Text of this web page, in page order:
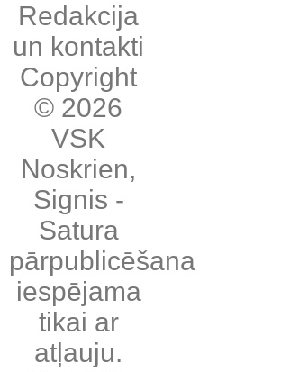
Redakcija
un kontakti
Copyright
© 2026
VSK
Noskrien,
Signis -
Satura
pārpublicēšana
iespējama
tikai ar
atļauju.